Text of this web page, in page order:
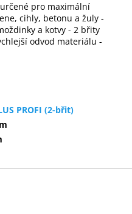
pro maximální
cihly, betonu a žuly -
a kotvy - 2 břity
odvod materiálu -
PROFI (2-břit)